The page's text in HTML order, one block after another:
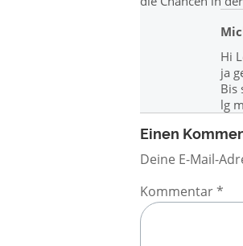
Hi
ja
Bis
lg
Einen
Deine E-Mail-
Kommentar*